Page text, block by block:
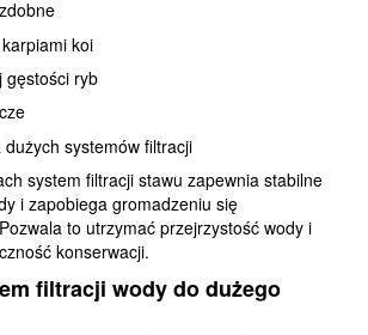
koi
gęstości ryb
systemów filtracji
system filtracji stawu zapewnia stabilne
i zapobiega gromadzeniu się
to utrzymać przejrzystość wody i
konserwacji.
filtracji wody do dużego